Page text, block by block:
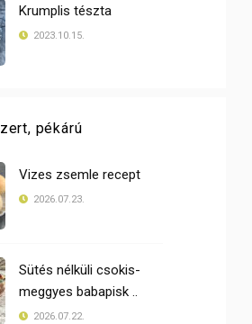
Krumplis tészta
2023.10.15.
pékárú
Vizes zsemle recept
2026.07.23.
Sütés nélküli csokis-
meggyes babapisk ..
2026.07.22.